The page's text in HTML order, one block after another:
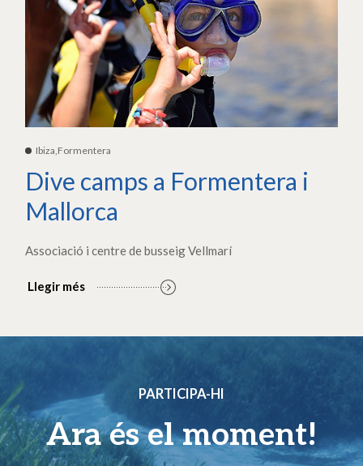
Ibiza,Formentera
Dive camps a Formentera i
Mallorca
Associació i centre de busseig Vellmarí
Llegir més
PARTICIPA-HI
Ara és el moment!